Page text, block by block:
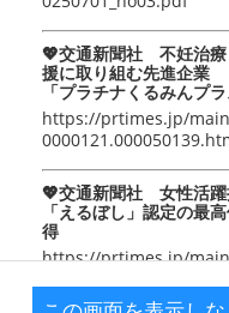
💖交通新聞社 不妊治療
援に取り組む先進企業
「プラチナくるみんプ
https://prtimes.jp/
💖交通新聞社 女性活躍
「えるぼし」認定の最
得
https://prtimes.jp/